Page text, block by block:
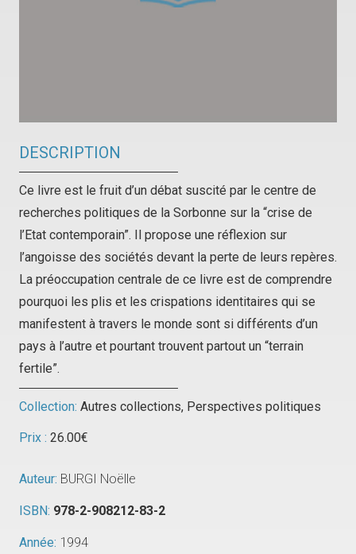
DESCRIPTION
Ce livre est le fruit d’un débat suscité par le centre de
recherches politiques de la Sorbonne sur la “crise de
l’Etat contemporain”. Il propose une réflexion sur
l’angoisse des sociétés devant la perte de leurs repères.
La préoccupation centrale de ce livre est de comprendre
pourquoi les plis et les crispations identitaires qui se
manifestent à travers le monde sont si différents d’un
pays à l’autre et pourtant trouvent partout un “terrain
fertile”.
Collection: Autres collections, Perspectives politiques
Prix : 26.00€
Auteur: BURGI Noëlle
ISBN: 978-2-908212-83-2
Année: 1994